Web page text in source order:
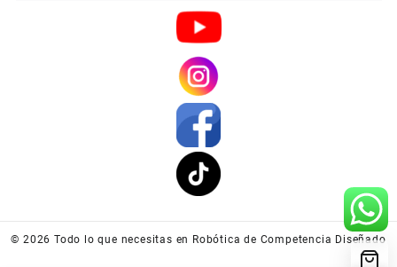
© 2026 Todo lo que necesitas en Robótica de Competencia Diseñado